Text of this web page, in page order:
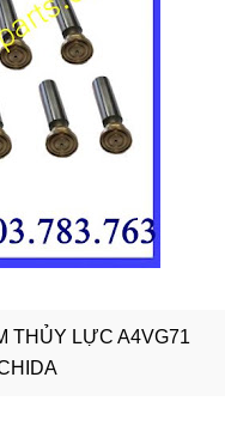
THỦY LỰC A4VG71